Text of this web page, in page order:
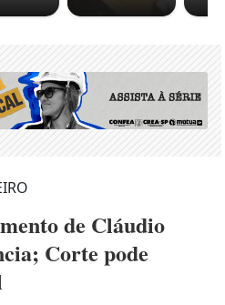
de Cláudio
Corte pode